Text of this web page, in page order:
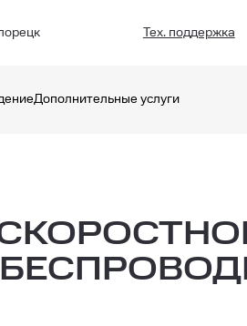
Тех. поддержка
Дополнительные услуги